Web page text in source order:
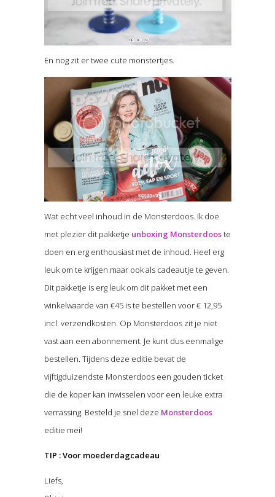
En nog zit er twee cute monstertjes.
Wat echt veel inhoud in de Monsterdoos. Ik doe
met plezier dit pakketje unboxing Monsterdooste
doen en erg enthousiast met de inhoud. Heel erg
leuk om te krijgen maar ook als cadeautje te geven.
Dit pakketje is erg leuk om dit pakket met een
winkelwaarde van €45 is te bestellen voor € 12,95
incl. verzendkosten. Op Monsterdoos zit je niet
vast aan een abonnement. Je kunt dus eenmalige
bestellen. Tijdens deze editie bevat de
vijftigduizendste Monsterdoos een gouden ticket
die de koper kan inwisselen voor een leuke extra
verrassing. Besteld je snel deze Monsterdoos
editie mei!
TIP : Voor moederdagcadeau
Liefs,